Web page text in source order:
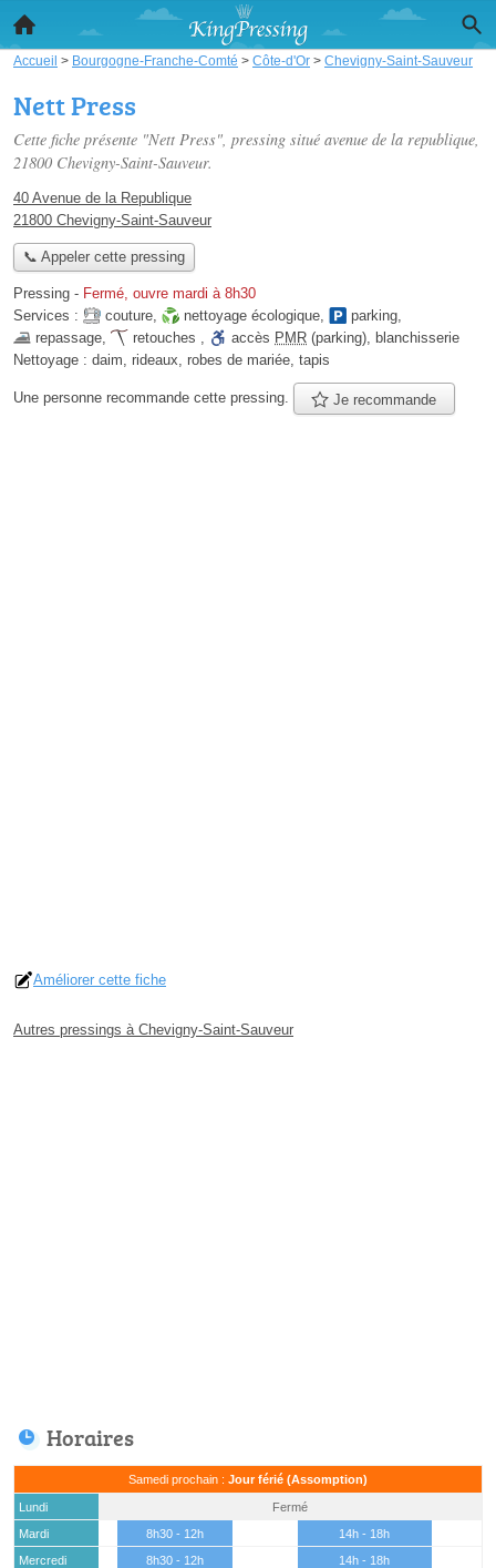
Accueil > Bourgogne-Franche-Comté > Côte-d'Or > Chevigny-Saint-Sauveur
Nett Press
Cette fiche présente "Nett Press", pressing situé avenue de la republique,
21800 Chevigny-Saint-Sauveur.
40 Avenue de la Republique
21800 Chevigny-Saint-Sauveur
📞 Appeler cette pressing
Pressing - Fermé, ouvre mardi à 8h30
Services :
couture, nettoyage écologique, parking,
repassage, retouches , accès PMR (parking), blanchisserie
Nettoyage : daim, rideaux, robes de mariée, tapis
Une personne recommande cette pressing. Je recommande
Améliorer cette fiche
Autres pressings à Chevigny-Saint-Sauveur
Horaires
Samedi prochain : Jour férié (Assomption)
Lundi
Fermé
Mardi
8h30 - 12h
14h - 18h
Mercredi
8h30 - 12h
14h - 18h